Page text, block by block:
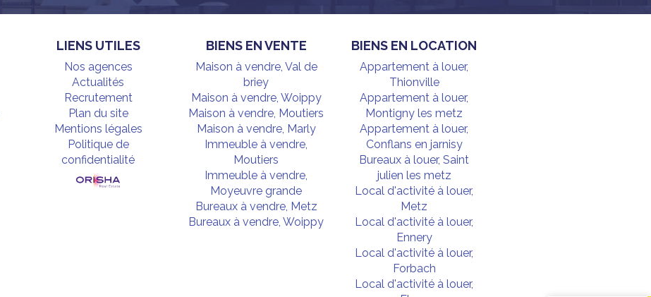
LIENS UTILES
Nos agences
Actualités
Recrutement
Plan du site
Mentions légales
Politique de
confidentialité
BIENS EN VENTE
Maison à vendre, Val de
briey
Maison à vendre, Woippy
Maison à vendre, Moutiers
Maison à vendre, Marly
Immeuble à vendre,
Moutiers
Immeuble à vendre,
Moyeuvre grande
Bureaux à vendre, Metz
Bureaux à vendre, Woippy
BIENS EN LOCATION
Appartement à louer,
Thionville
Appartement à louer,
Montigny les metz
Appartement à louer,
Conflans en jarnisy
Bureaux à louer, Saint
julien les metz
Local d'activité à louer,
Metz
Local d'activité à louer,
Ennery
Local d'activité à louer,
Forbach
Local d'activité à louer,